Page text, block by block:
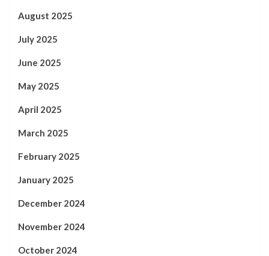
August 2025
July 2025
June 2025
May 2025
April 2025
March 2025
February 2025
January 2025
December 2024
November 2024
October 2024